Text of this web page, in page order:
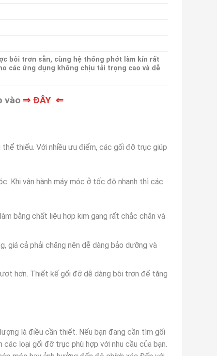
bôi trơn sẵn, cùng hệ thống phớt làm kín rất
các ứng dụng không chịu tải trọng cao và dễ
vào ⇒ ĐÂY ⇐
thiếu. Với nhiều ưu điểm, các gối đỡ trục giúp
Khi vận hành máy móc ở tốc độ nhanh thì các
bằng chất liệu hợp kim gang rất chắc chắn và
giá cả phải chăng nên dễ dàng bảo dưỡng và
hơn. Thiết kế gối đỡ dễ dàng bôi trơn để tăng
là điều cần thiết. Nếu bạn đang cần tìm gối
loại gối đỡ trục phù hợp với nhu cầu của bạn.